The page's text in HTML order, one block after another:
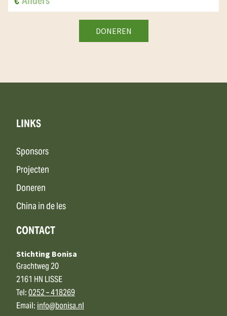
LINKS
Sponsors
Projecten
Doneren
China in de les
CONTACT
Stichting Bonisa
Grachtweg 20
2161 HN LISSE
Tel:0252 – 418269
Email:info@bonisa.nl